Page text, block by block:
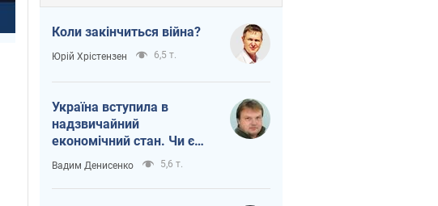
Коли закінчиться війна?
Юрій Хрістензен 6,5 т.
Україна вступила в
надзвичайний
економічний стан. Чи є
світло вкінці тунелю?
Вадим Денисенко 5,6 т.